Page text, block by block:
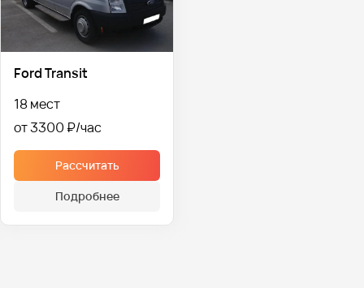
Ford Transit
18 мест
от 3300 ₽
Рассчитать
Подробнее